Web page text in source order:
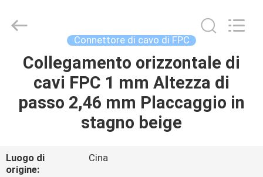
CASA
PRODOTTI
NOI
Electronic
Reserved.
Connettore di cavo di FPC
Collegamento orizzontale di
cavi FPC 1 mm Altezza di
passo 2,46 mm Placcaggio in
stagno beige
Luogo di
origine:
Cina